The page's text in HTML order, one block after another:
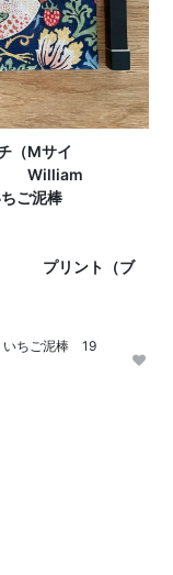
（Mサイ
ご泥棒
ト（ブ
ちご泥棒 19